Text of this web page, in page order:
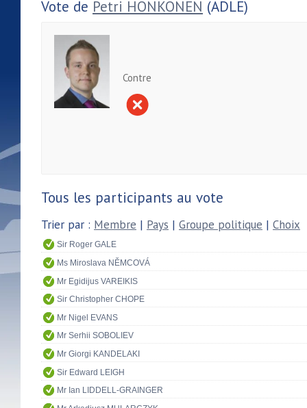
Vote de Petri HONKONEN (ADLE)
Contre
Tous les participants au vote
Trier par : Membre | Pays | Groupe politique | Choix
Sir Roger GALE
Ms Miroslava NĚMCOVÁ
Mr Egidijus VAREIKIS
Sir Christopher CHOPE
Mr Nigel EVANS
Mr Serhii SOBOLIEV
Mr Giorgi KANDELAKI
Sir Edward LEIGH
Mr Ian LIDDELL-GRAINGER